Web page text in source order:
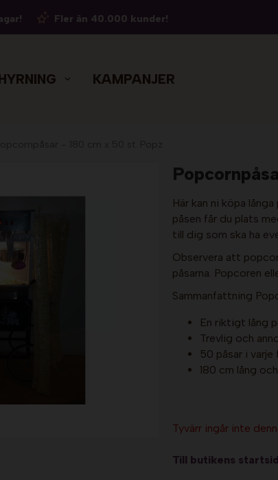
Fler än 40.000 kunder!
KAMPANJER
Här kan ni köpa
påsen får du plats
till dig som ska ha
Observera att
påsarna. Popcoren
Sammanfattning
En riktigt lång
Trevlig och
50 påsar i
180 cm lång
Tyvärr ingår inte
Till butikens